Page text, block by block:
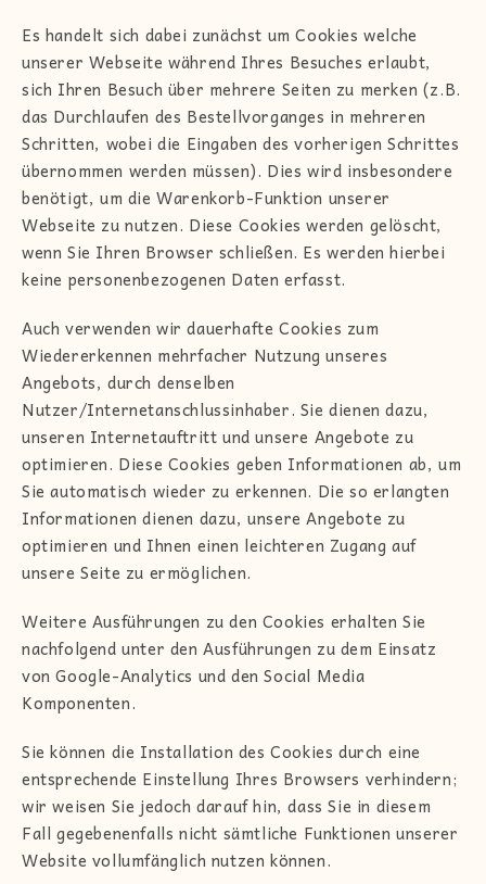
Es handelt sich dabei zunächst um Cookies welche
unserer Webseite während Ihres Besuches erlaubt,
sich Ihren Besuch über mehrere Seiten zu merken (z.B.
das Durchlaufen des Bestellvorganges in mehreren
Schritten, wobei die Eingaben des vorherigen Schrittes
übernommen werden müssen). Dies wird insbesondere
benötigt, um die Warenkorb-Funktion unserer
Webseite zu nutzen. Diese Cookies werden gelöscht,
wenn Sie Ihren Browser schließen. Es werden hierbei
keine personenbezogenen Daten erfasst.
Auch verwenden wir dauerhafte Cookies zum
Wiedererkennen mehrfacher Nutzung unseres
Angebots, durch denselben
Nutzer/Internetanschlussinhaber. Sie dienen dazu,
unseren Internetauftritt und unsere Angebote zu
optimieren. Diese Cookies geben Informationen ab, um
Sie automatisch wieder zu erkennen. Die so erlangten
Informationen dienen dazu, unsere Angebote zu
optimieren und Ihnen einen leichteren Zugang auf
unsere Seite zu ermöglichen.
Weitere Ausführungen zu den Cookies erhalten Sie
nachfolgend unter den Ausführungen zu dem Einsatz
von Google-Analytics und den Social Media
Komponenten.
Sie können die Installation des Cookies durch eine
entsprechende Einstellung Ihres Browsers verhindern;
wir weisen Sie jedoch darauf hin, dass Sie in diesem
Fall gegebenenfalls nicht sämtliche Funktionen unserer
Website vollumfänglich nutzen können.